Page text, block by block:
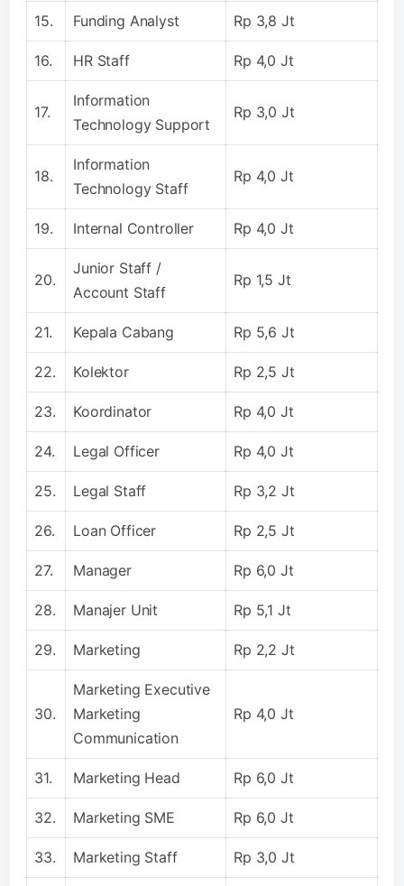
15. Funding Analyst Rp 3,8 Jt
16. HR Staff Rp 4,0 Jt
17.
Information
Technology Support
Rp 3,0 Jt
18.
Information
Technology Staff
Rp 4,0 Jt
19. Internal Controller Rp 4,0 Jt
20.
Junior Staff /
Account Staff
Rp 1,5 Jt
21. Kepala Cabang Rp 5,6 Jt
22. Kolektor Rp 2,5 Jt
23. Koordinator Rp 4,0 Jt
24. Legal Officer Rp 4,0 Jt
25. Legal Staff Rp 3,2 Jt
26. Loan Officer Rp 2,5 Jt
27. Manager Rp 6,0 Jt
28. Manajer Unit Rp 5,1 Jt
29. Marketing Rp 2,2 Jt
30.
Marketing Executive
Marketing
Communication
Rp 4,0 Jt
31. Marketing Head Rp 6,0 Jt
32. Marketing SME Rp 6,0 Jt
33. Marketing Staff Rp 3,0 Jt